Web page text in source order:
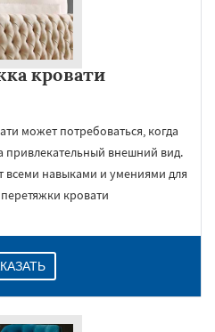
кровати
может потребоваться, когда
привлекательный внешний вид.
всеми навыками и умениями для
кровати